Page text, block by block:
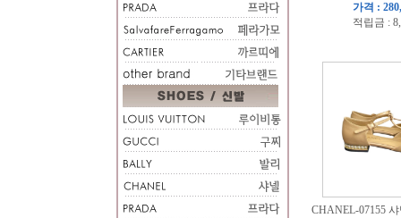
가격 :
적립금 :
CHANEL-07155